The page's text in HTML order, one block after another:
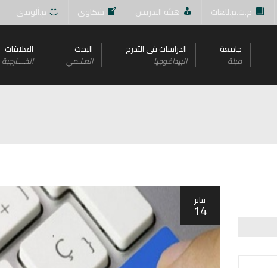
م.ت.م.للغات هيئة التدريس شكاوي م.ألومني
جامعة
ميلة
الدراسات في التدرج
البيداغوجيا
البحث
العـلـمي
العلاقات
الخــــارجية
يناير
14